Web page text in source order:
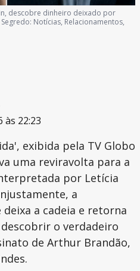
descobre dinheiro deixado por
Segredo: Notícias, Relacionamentos,
às 22:23
exibida pela TV Globo
uma reviravolta para a
por Letícia
a
a cadeia e retorna
o verdadeiro
de Arthur Brandão,